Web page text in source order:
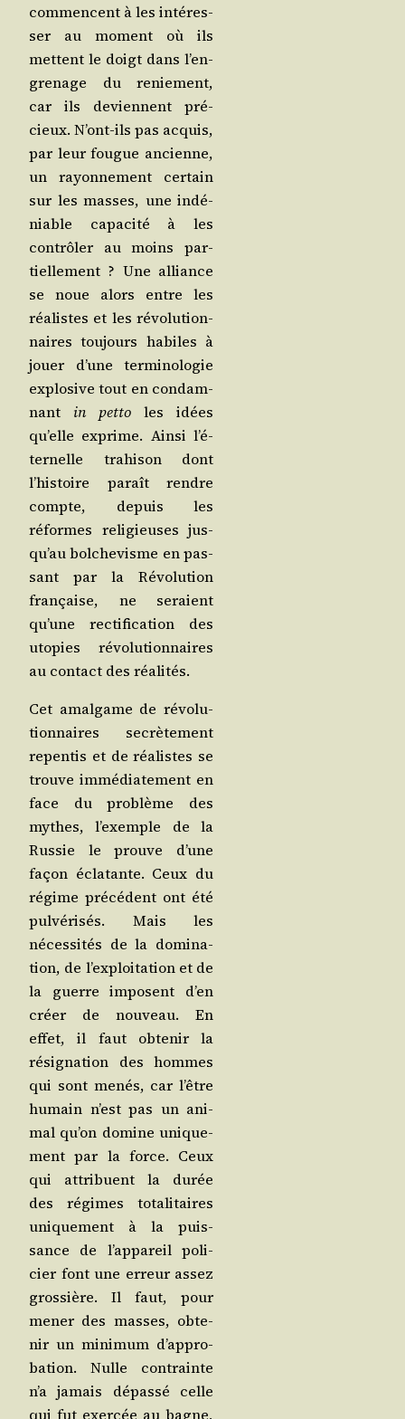
com­mencent à les inté­res­
ser au moment où ils
mettent le doigt dans l’en­
gre­nage du renie­ment,
car ils deviennent pré­
cieux. N’ont-ils pas acquis,
par leur fougue ancienne,
un rayon­ne­ment cer­tain
sur les masses, une indé­
niable capa­ci­té à les
contrô­ler au moins par­
tiel­le­ment ? Une alliance
se noue alors entre les
réa­listes et les révo­lu­tion­
naires tou­jours habiles à
jouer d’une ter­mi­no­lo­gie
explo­sive tout en condam­
nant in pet­to les idées
qu’elle exprime. Ain­si l’é­
ter­nelle tra­hi­son dont
l’his­toire paraît rendre
compte, depuis les
réformes reli­gieuses jus­
qu’au bol­che­visme en pas­
sant par la Révo­lu­tion
fran­çaise, ne seraient
qu’une rec­ti­fi­ca­tion des
uto­pies révo­lu­tion­naires
au contact des réalités.
Cet amal­game de révo­lu­
tion­naires secrè­te­ment
repen­tis et de réa­listes se
trouve immé­dia­te­ment en
face du pro­blème des
mythes, l’exemple de la
Rus­sie le prouve d’une
façon écla­tante. Ceux du
régime pré­cé­dent ont été
pul­vé­ri­sés. Mais les
néces­si­tés de la domi­na­
tion, de l’ex­ploi­ta­tion et de
la guerre imposent d’en
créer de nou­veau. En
effet, il faut obte­nir la
rési­gna­tion des hommes
qui sont menés, car l’être
humain n’est pas un ani­
mal qu’on domine uni­que­
ment par la force. Ceux
qui attri­buent la durée
des régimes tota­li­taires
uni­que­ment à la puis­
sance de l’ap­pa­reil poli­
cier font une erreur assez
gros­sière. Il faut, pour
mener des masses, obte­
nir un mini­mum d’ap­pro­
ba­tion. Nulle contrainte
n’a jamais dépas­sé celle
qui fut exer­cée au bagne,